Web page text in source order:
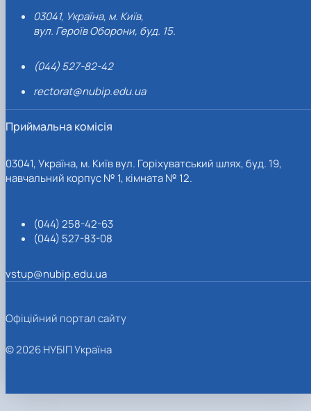
03041, Україна, м. Київ,
вул. Героїв Оборони, буд. 15.
(044) 527-82-42
rectorat@nubip.edu.ua
Приймальна комісія
03041, Україна, м. Київ вул. Горіхуватський шлях, буд. 19,
навчальний корпус № 1, кімната № 12.
(044) 258-42-63
(044) 527-83-08
vstup@nubip.edu.ua
Офіційний портал сайту
© 2026 НУБІП Україна